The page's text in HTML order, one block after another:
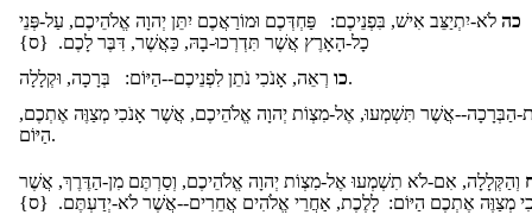
כה לֹא-יִתְיַצֵּב אִישׁ, בִּפְנֵיכֶם: פַּחְדְּכֶם וּמוֹרַאֲכֶם יִתֵּן יְהוָה אֱלֹהֵיכֶם, עַל-פְּנֵי
כָל-הָאָרֶץ אֲשֶׁר תִּדְרְכוּ-בָהּ, כַּאֲשֶׁר, דִּבֶּר לָכֶם. {ס}
כורְאֵה, אָנֹכִי נֹתֵן לִפְנֵיכֶם--הַיּוֹם: בְּרָכָה, וּקְלָלָה.
הַבְּרָכָה--אֲשֶׁר תִּשְׁמְעוּ, אֶל-מִצְו‍ֹת יְהוָה אֱלֹהֵיכֶם, אֲשֶׁר אָנֹכִי מְצַוֶּה אֶתְכֶם,
הַיּוֹם.
וְהַקְּלָלָה, אִם-לֹא תִשְׁמְעוּ אֶל-מִצְו‍ֹת יְהוָה אֱלֹהֵיכֶם, וְסַרְתֶּם מִן-הַדֶּרֶךְ, אֲשֶׁר
מְצַוֶּה אֶתְכֶם הַיּוֹם: לָלֶכֶת, אַחֲרֵי אֱלֹהִים אֲחֵרִים--אֲשֶׁר לֹא-יְדַעְתֶּם. {ס}